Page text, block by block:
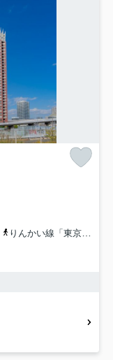
りんかい線「東京テレポート」駅 徒歩6分